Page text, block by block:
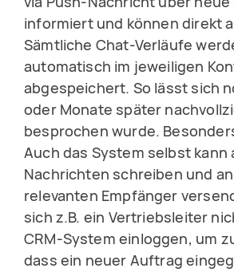
informiert und können direkt
Sämtliche Chat-Verläufe
automatisch im jeweiligen
abgespeichert. So lässt sich
oder Monate später
besprochen wurde.
Auch das System selbst kann
Nachrichten schreiben und
relevanten Empfänger
sich z.B. ein Vertriebsleiter
CRM-System einloggen, um
dass ein neuer Auftrag